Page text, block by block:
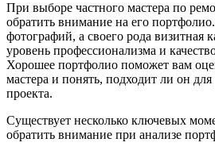
При выборе частного мастера по
обратить внимание на его
фотографий, а своего рода визитная
уровень профессионализма и
Хорошее портфолио поможет вам
мастера и понять, подходит ли он
проекта.
Существует несколько ключевых
обратить внимание при анализе